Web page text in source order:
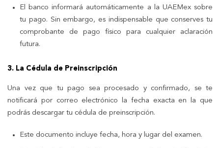
El banco informará automáticamente a la UAEMex sobre
tu pago. Sin embargo, es indispensable que conserves tu
comprobante de pago físico para cualquier aclaración
futura.
3. La Cédula de Preinscripción
Una vez que tu pago sea procesado y confirmado, se te
notificará por correo electrónico la fecha exacta en la que
podrás descargar tu cédula de preinscripción.
Este documento incluye fecha, hora y lugar del examen.